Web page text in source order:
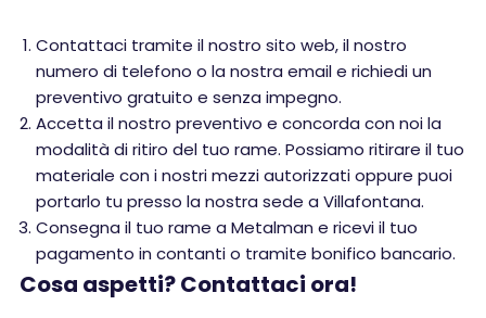
Contattaci tramite il nostro sito web, il nostro
numero di telefono o la nostra email e richiedi un
preventivo gratuito e senza impegno.
Accetta il nostro preventivo e concorda con noi la
modalità di ritiro del tuo rame. Possiamo ritirare il tuo
materiale con i nostri mezzi autorizzati oppure puoi
portarlo tu presso la nostra sede a Villafontana.
Consegna il tuo rame a Metalman e ricevi il tuo
pagamento in contanti o tramite bonifico bancario.
Cosa aspetti? Contattaci ora!